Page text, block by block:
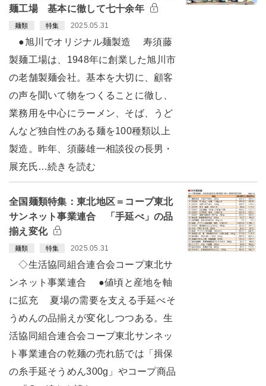
麺工場 基本に徹して七十余年
麺類 特集 2025.05.31
●旭川でオリジナル麺製造 寿須藤
製麺工場は、1948年に創業した旭川市
の老舗製麺会社。基本を大切に、顧客
の声を聞いて物をつくることに徹し、
業務用を中心にラーメン、そば、うど
んなど独自性のある麺を100種類以上
製造。昨年、須藤雄一相談役の長男・
展充氏…続きを読む
全国麺類特集：東北地区＝コープ東北
サンネット事業連合 「手延べ」の品
揃え変化
麺類 特集 2025.05.31
◇生活協同組合連合会コープ東北サ
ンネット事業連合 ●値頃と産地を軸
に拡充 夏場の需要を支える手延べそ
うめんの品揃えが変化しつつある。生
活協同組合連合会コープ東北サンネッ
ト事業連合の乾麺の売れ筋では「揖保
の糸手延そうめん300g」やコープ商品